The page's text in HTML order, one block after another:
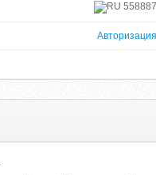
558887
Авторизация